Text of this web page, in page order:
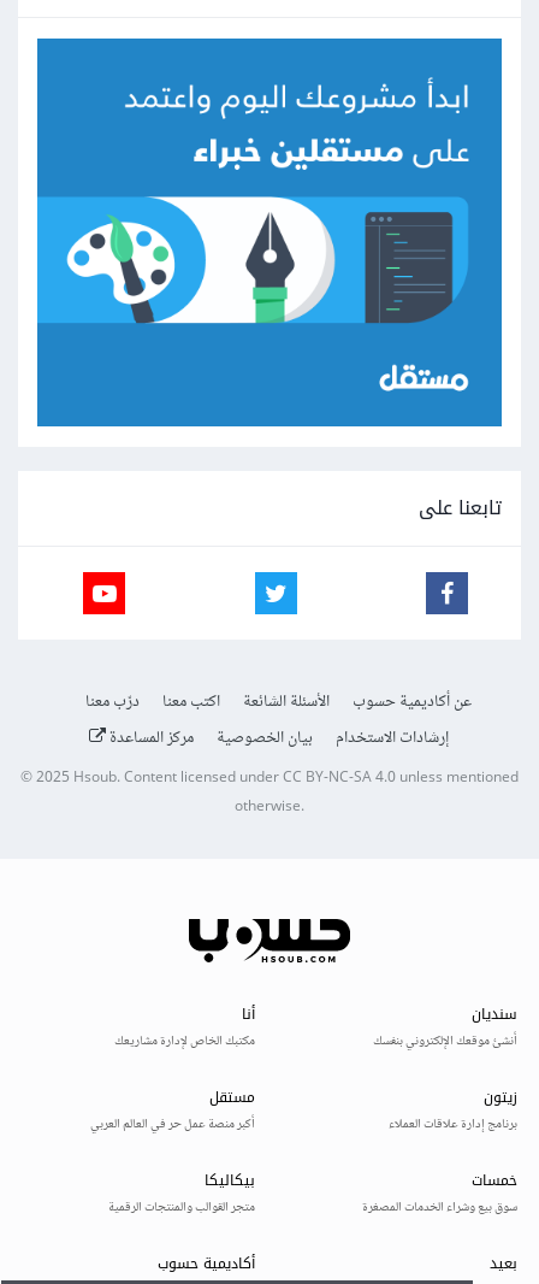
تابعنا على
عن أكاديمية حسوب الأسئلة الشائعة اكتب معنا
درّب معنا
إرشادات الاستخدام
بيان الخصوصية مركز المساعدة
© 2025Hsoub.Content licensed underCC BY-NC-SA 4.0unless mentioned
otherwise.